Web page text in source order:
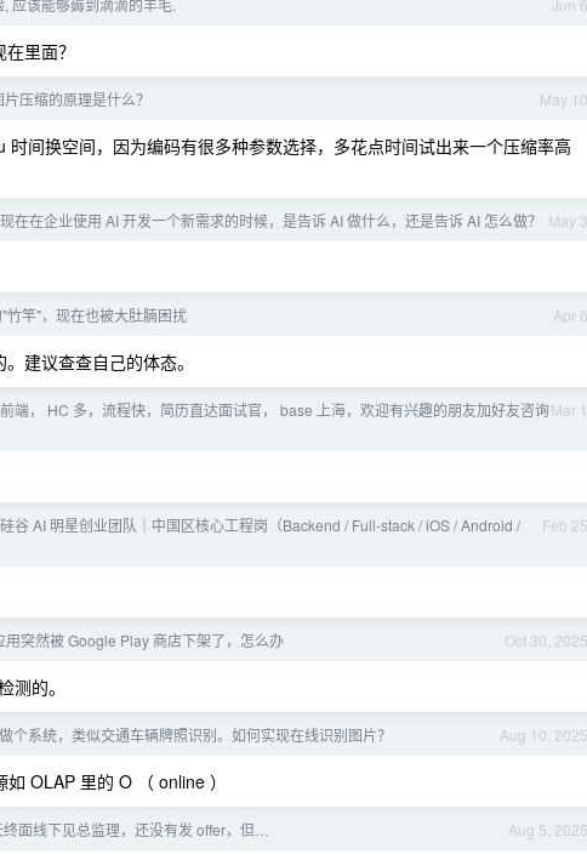
Jun 6
应该能够薅到滴滴的羊毛.
里面？
May 10
压缩的原理是什么？
间换空间，因为编码有很多种参数选择，多花点时间试出来一个压缩率高
May 3
在在企业使用 AI 开发一个新需求的时候，是告诉 AI 做什么，还是告诉 AI 怎么做？
Apr 6
竹竿"，现在也被大肚腩困扰
建议查查自己的体态。
Mar 1
端， HC 多，流程快，简历直达面试官， base 上海，欢迎有兴趣的朋友加好友咨询
Feb 25
谷 AI 明星创业团队｜中国区核心工程岗（Backend / Full-stack / iOS / Android /
Oct 30, 2025
用突然被 Google Play 商店下架了，怎么办
测的。
Aug 10, 2025
个系统，类似交通车辆牌照识别。如何实现在线识别图片？
OLAP 里的 O （ online ）
Aug 5, 2025
面线下见总监理，还没有发 offer，但…